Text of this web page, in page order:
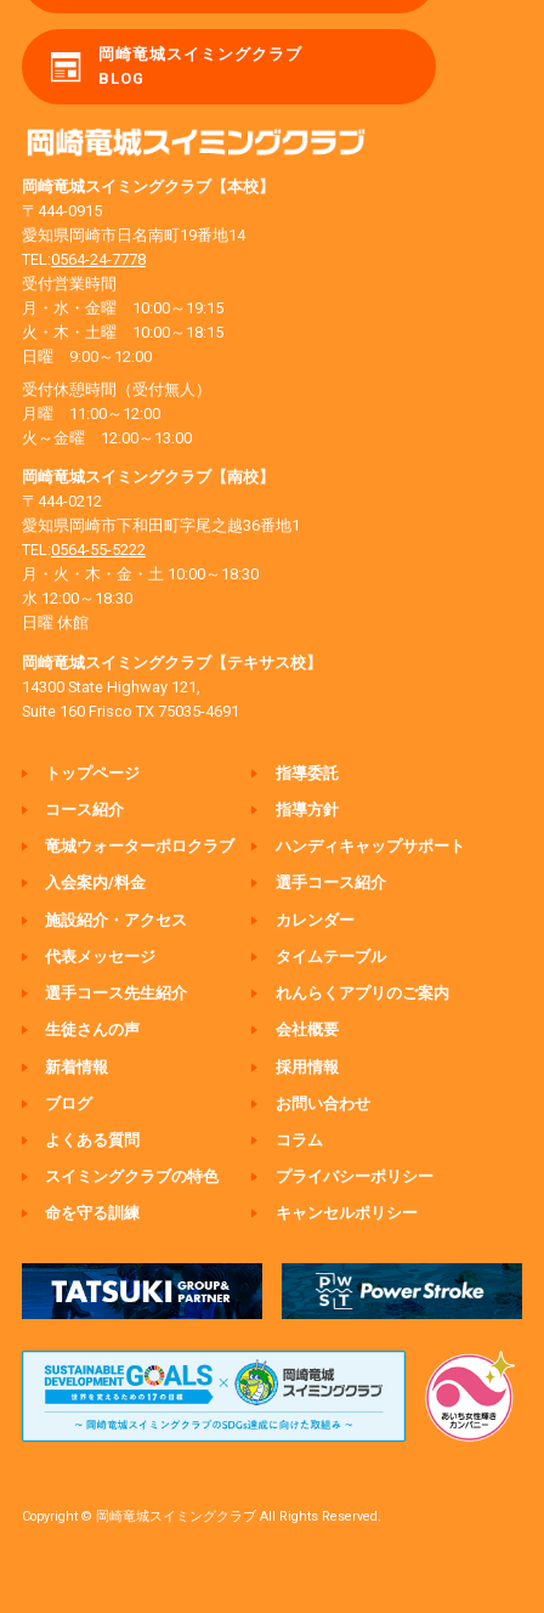
岡崎竜城スイミングクラブ
BLOG
岡崎竜城スイミングクラブ【本校】
〒444-0915
愛知県岡崎市日名南町19番地14
TEL:0564-24-7778
受付営業時間
月・水・金曜 10:00～19:15
火・木・土曜 10:00～18:15
日曜 9:00～12:00
受付休憩時間（受付無人）
月曜 11:00～12:00
火～金曜 12:00～13:00
岡崎竜城スイミングクラブ【南校】
〒444-0212
愛知県岡崎市下和田町字尾之越36番地1
TEL:0564-55-5222
月・火・木・金・土 10:00～18:30
水 12:00～18:30
日曜 休館
岡崎竜城スイミングクラブ【テキサス校】
14300 State Highway 121,
Suite 160 Frisco TX 75035-4691
トップページ
コース紹介
竜城ウォーターポロクラブ
入会案内/料金
施設紹介・アクセス
代表メッセージ
選手コース先生紹介
生徒さんの声
新着情報
ブログ
よくある質問
スイミングクラブの特色
命を守る訓練
指導委託
指導方針
ハンディキャップサポート
選手コース紹介
カレンダー
タイムテーブル
れんらくアプリのご案内
会社概要
採用情報
お問い合わせ
コラム
プライバシーポリシー
キャンセルポリシー
Copyright © 岡崎竜城スイミングクラブ All Rights Reserved.